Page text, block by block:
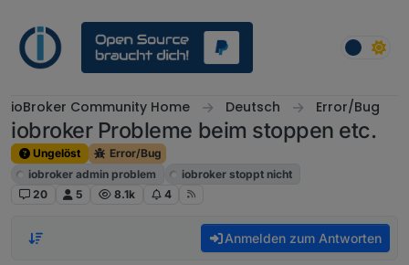
ioBroker Community Home Deutsch Error/Bug
iobroker Probleme beim stoppen etc.
Ungelöst
Error/Bug
iobroker admin problem
iobroker stoppt nicht
20
5 8.1k 4
Anmelden zum Antworten